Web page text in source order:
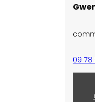
09 78